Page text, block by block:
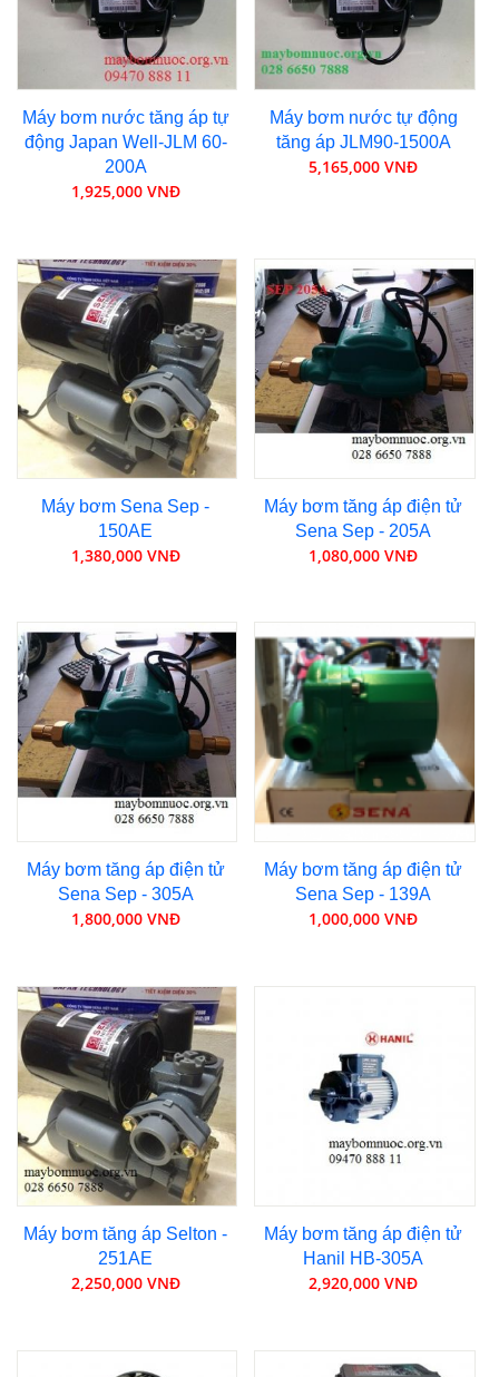
Máy bơm nước tăng áp tự
động Japan Well-JLM 60-
200A
1,925,000 VNĐ
Máy bơm nước tự động
tăng áp JLM90-1500A
5,165,000 VNĐ
Máy bơm Sena Sep -
150AE
1,380,000 VNĐ
Máy bơm tăng áp điện tử
Sena Sep - 205A
1,080,000 VNĐ
Máy bơm tăng áp điện tử
Sena Sep - 305A
1,800,000 VNĐ
Máy bơm tăng áp điện tử
Sena Sep - 139A
1,000,000 VNĐ
Máy bơm tăng áp Selton -
251AE
2,250,000 VNĐ
Máy bơm tăng áp điện tử
Hanil HB-305A
2,920,000 VNĐ